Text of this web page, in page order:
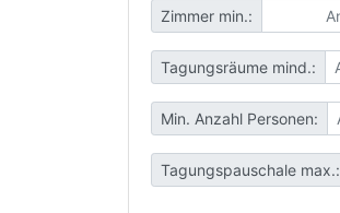
Zimmer min.:
Tagungsräume mind.:
Min. Anzahl Personen:
Tagungspauschale max.: